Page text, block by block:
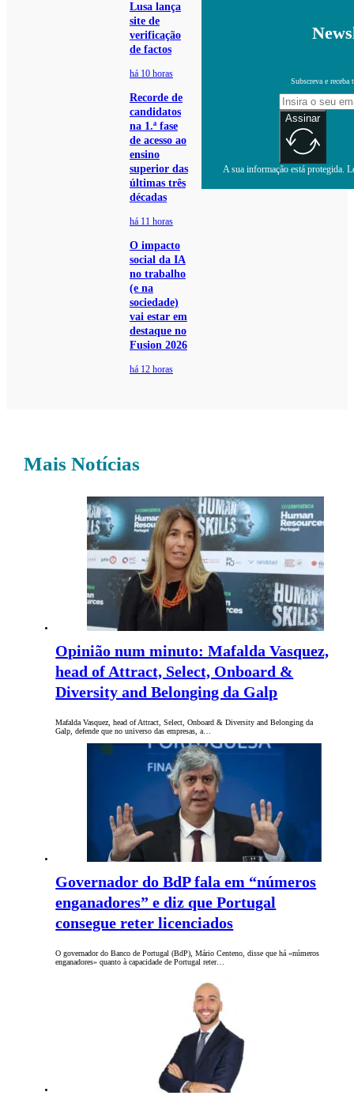
Lusa lança
site de
verificação
de factos
há 10 horas
Recorde de
candidatos
na 1.ª fase
de acesso ao
ensino
superior das
últimas três
décadas
há 11 horas
O impacto
social da IA
no trabalho
(e na
sociedade)
vai estar em
destaque no
Fusion 2026
há 12 horas
Subscreva e receba
Assinar
A sua informação está protegida.
Mais Notícias
Opinião num minuto: Mafalda Vasquez,
head of Attract, Select, Onboard &
Diversity and Belonging da Galp
Mafalda Vasquez, head of Attract, Select, Onboard & Diversity and Belonging da
Galp, defende que no universo das empresas, a…
Governador do BdP fala em “números
enganadores” e diz que Portugal
consegue reter licenciados
O governador do Banco de Portugal (BdP), Mário Centeno, disse que há «números
enganadores» quanto à capacidade de Portugal reter…